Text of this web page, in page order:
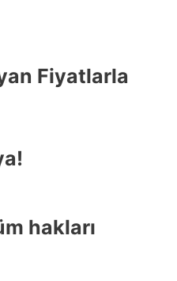
Fiyatlarla
hakları